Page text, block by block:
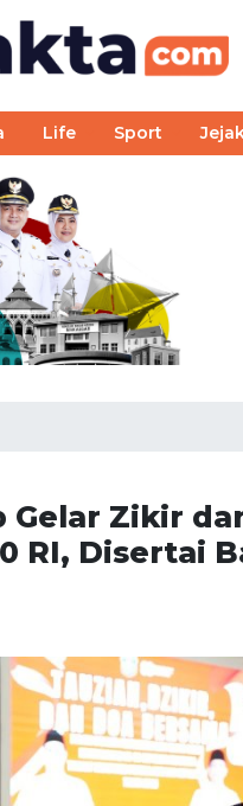
Life Sport
Gelar Zikir
RI, Disertai